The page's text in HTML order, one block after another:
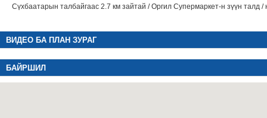
Сүхбаатарын талбайгаас 2.7 км зайтай / Оргил Супермаркет-н зүүн талд
ВИДЕО БА ПЛАН ЗУРАГ
БАЙРШИЛ